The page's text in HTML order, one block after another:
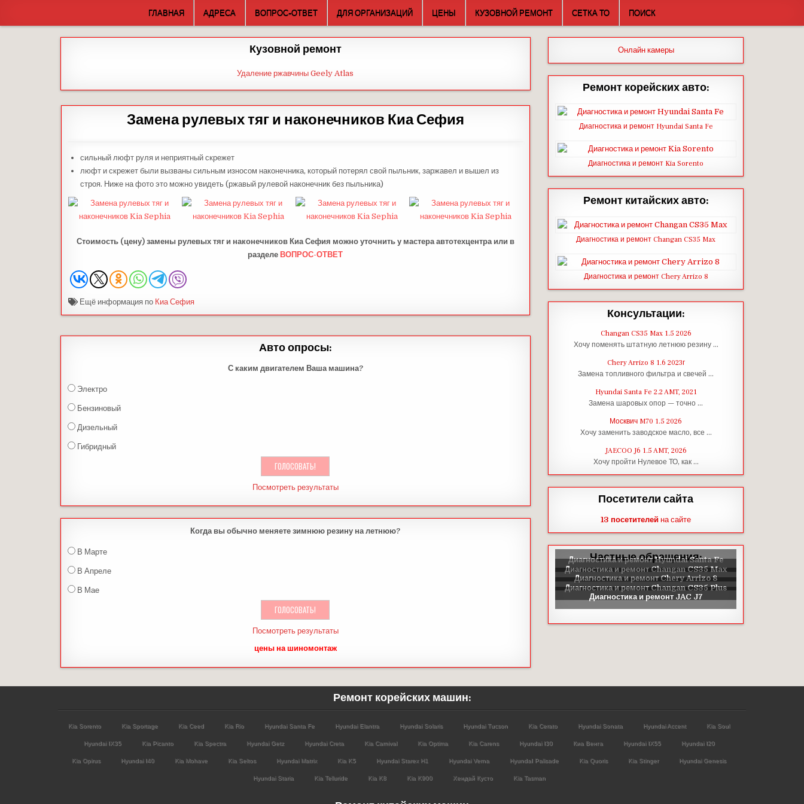
content
ГЛАВНАЯ АДРЕСА ВОПРОС-ОТВЕТ ДЛЯ ОРГАНИЗАЦИЙ ЦЕНЫ КУЗОВНОЙ РЕМОНТ СЕТКА ТО ПОИСК
Кузовной ремонт
Удаление ржавчины Geely Atlas
Замена рулевых тяг и наконечников Киа Сефия
сильный люфт руля и неприятный скрежет
люфт и скрежет были вызваны сильным износом наконечника, который потерял свой пыльник, заржавел и вышел из
строя. Ниже на фото это можно увидеть (ржавый рулевой наконечник без пыльника)
Стоимость (цену) замены рулевых тяг и наконечников Киа Сефия можно уточнить у мастера автотехцентра или в
разделе ВОПРОС-ОТВЕТ
Ещё информация по Киа Сефия
Авто опросы:
С каким двигателем Ваша машина?
Электро
Бензиновый
Дизельный
Гибридный
Посмотреть результаты
Когда вы обычно меняете зимнюю резину на летнюю?
В Марте
В Апреле
В Мае
Посмотреть результаты
цены на шиномонтаж
Онлайн камеры
Ремонт корейских авто:
Диагностика и ремонт Hyundai Santa Fe
Диагностика и ремонт Kia Sorento
Ремонт китайских авто:
Диагностика и ремонт Changan CS35 Max
Диагностика и ремонт Chery Arrizo 8
Консультации:
Changan CS35 Max 1.5 2026
Хочу поменять штатную летнюю резину …
Chery Arrizo 8 1.6 2023г
Замена топливного фильтра и свечей …
Hyundai Santa Fe 2.2 AMT, 2021
Замена шаровых опор — точно …
Москвич M70 1.5 2026
Хочу заменить заводское масло, все …
JAECOO J6 1.5 AMT, 2026
Хочу пройти Нулевое ТО, как …
Посетители сайта
13 посетителей на сайте
Частные обращения:
Ремонт корейских машин:
Kia Sorento Kia Sportage Kia Ceed Kia Rio Hyundai Santa Fe Hyundai Elantra Hyundai Solaris Hyundai Tucson Kia Cerato Hyundai Sonata Hyundai Accent Kia Soul
Hyundai IX35 Kia Picanto Kia Spectra Hyundai Getz Hyundai Creta Kia Carnival Kia Optima Kia Carens Hyundai I30 Киа Венга Hyundai IX55 Hyundai I20
Kia Opirus Hyundai I40 Kia Mohave Kia Seltos Hyundai Matrix Kia K5 Hyundai Starex H1 Hyundai Verna HyundaI Palisade Kia Quoris Kia Stinger Hyundai Genesis
Hyundai Staria Kia Telluride Kia K8 Kia K900 Хендай Кусто Kia Tasman